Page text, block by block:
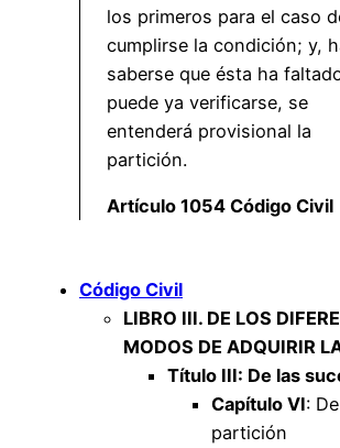
los primeros para el caso
cumplirse la condición; y,
saberse que ésta ha
puede ya verificarse, se
entenderá provisional la
partición.
Artículo 1054 Código Civil
Código Civil
LIBRO III. DE LOS
MODOS DE ADQUIRIR
Título III: De las
Capítulo VI:
partición